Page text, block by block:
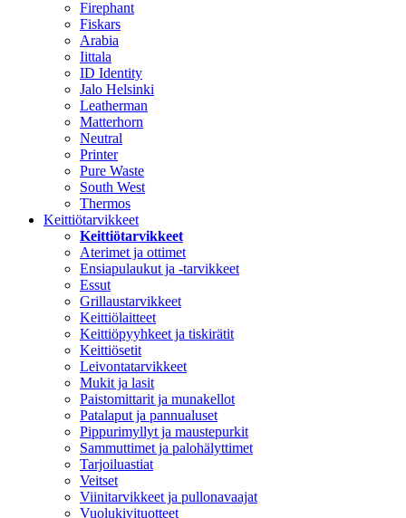
Firephant
Fiskars
Arabia
Iittala
ID Identity
Jalo Helsinki
Leatherman
Matterhorn
Neutral
Printer
Pure Waste
South West
Thermos
Keittiötarvikkeet
Keittiötarvikkeet
Aterimet ja ottimet
Ensiapulaukut ja -tarvikkeet
Essut
Grillaustarvikkeet
Keittiölaitteet
Keittiöpyyhkeet ja tiskirätit
Keittiösetit
Leivontatarvikkeet
Mukit ja lasit
Paistomittarit ja munakellot
Patalaput ja pannualuset
Pippurimyllyt ja maustepurkit
Sammuttimet ja palohälyttimet
Tarjoiluastiat
Veitset
Viinitarvikkeet ja pullonavaajat
Vuolukivituotteet